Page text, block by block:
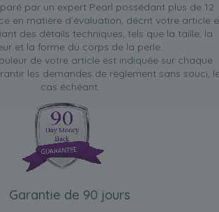
par un expert Pearl possédant plus de 12
en matière d’évaluation, décrit votre article
des détails techniques, tels que la taille, la
et la forme du corps de la perle.
de votre article est indiquée sur chaque
les demandes de règlement sans souci,
cas échéant.
Garantie de 90 jours